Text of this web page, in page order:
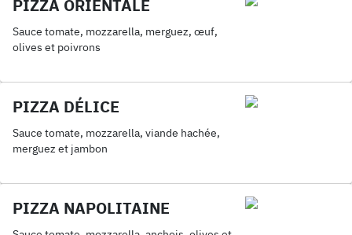
PIZZA ORIENTALE
Sauce tomate, mozzarella, merguez, œuf,
olives et poivrons
PIZZA DÉLICE
Sauce tomate, mozzarella, viande hachée,
merguez et jambon
PIZZA NAPOLITAINE